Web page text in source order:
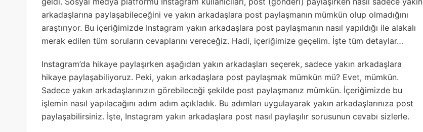
arkadaşlarına paylaşabileceğini ve yakın arkadaşlara post paylaşmanın mümkün olup olmadığını
araştırıyor. Bu içeriğimizde Instagram yakın arkadaşlara post paylaşmanın nasıl yapıldığı ile alakalı
merak edilen tüm soruların cevaplarını vereceğiz. Hadi, içeriğimize geçelim. İşte tüm detaylar…
Instagram’da hikaye paylaşırken aşağıdan yakın arkadaşları seçerek, sadece yakın arkadaşlara
hikaye paylaşabiliyoruz. Peki, yakın arkadaşlara post paylaşmak mümkün mü? Evet, mümkün.
Sadece yakın arkadaşlarınızın görebileceği şekilde post paylaşmanız mümkün. İçeriğimizde bu
işlemin nasıl yapılacağını adım adım açıkladık. Bu adımları uygulayarak yakın arkadaşlarınıza post
paylaşabilirsiniz. İşte, Instagram yakın arkadaşlara post nasıl paylaşılır sorusunun cevabı sizlerle.